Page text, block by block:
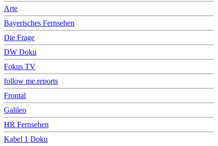
Arte
Bayerisches Fernsehen
Die Frage
DW Doku
Fokus TV
follow me.reports
Frontal
Galileo
HR Fernsehen
Kabel 1 Doku